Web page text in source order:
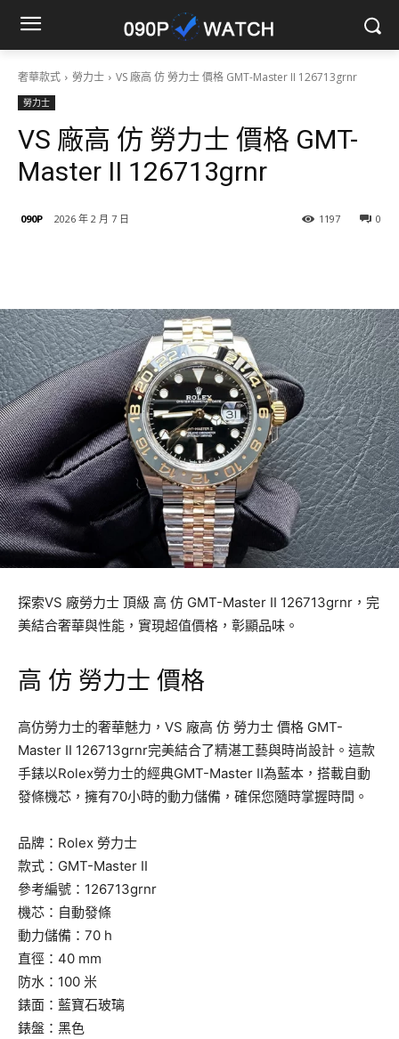
奢華款式 勞力士 VS 廠高 仿 勞力士 價格 GMT-Master II 126713grnr
勞力士
VS 廠高 仿 勞力士 價格 GMT-
Master II 126713grnr
090P 2026 年 2 月 7 日 0
1197
探索VS 廠勞力士 頂級 高 仿 GMT-Master II 126713grnr，完
美結合奢華與性能，實現超值價格，彰顯品味。
高 仿 勞力士 價格
高仿勞力士的奢華魅力，VS 廠高 仿 勞力士 價格 GMT-
Master II 126713grnr完美結合了精湛工藝與時尚設計。這款
手錶以Rolex勞力士的經典GMT-Master II為藍本，搭載自動
發條機芯，擁有70小時的動力儲備，確保您隨時掌握時間。
品牌：Rolex 勞力士
款式：GMT-Master II
參考編號：126713grnr
機芯：自動發條
動力儲備：70 h
直徑：40 mm
防水：100 米
錶面：藍寶石玻璃
錶盤：黑色